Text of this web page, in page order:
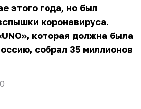
этого года, но был
коронавируса.
которая должна была
собрал 35 миллионов